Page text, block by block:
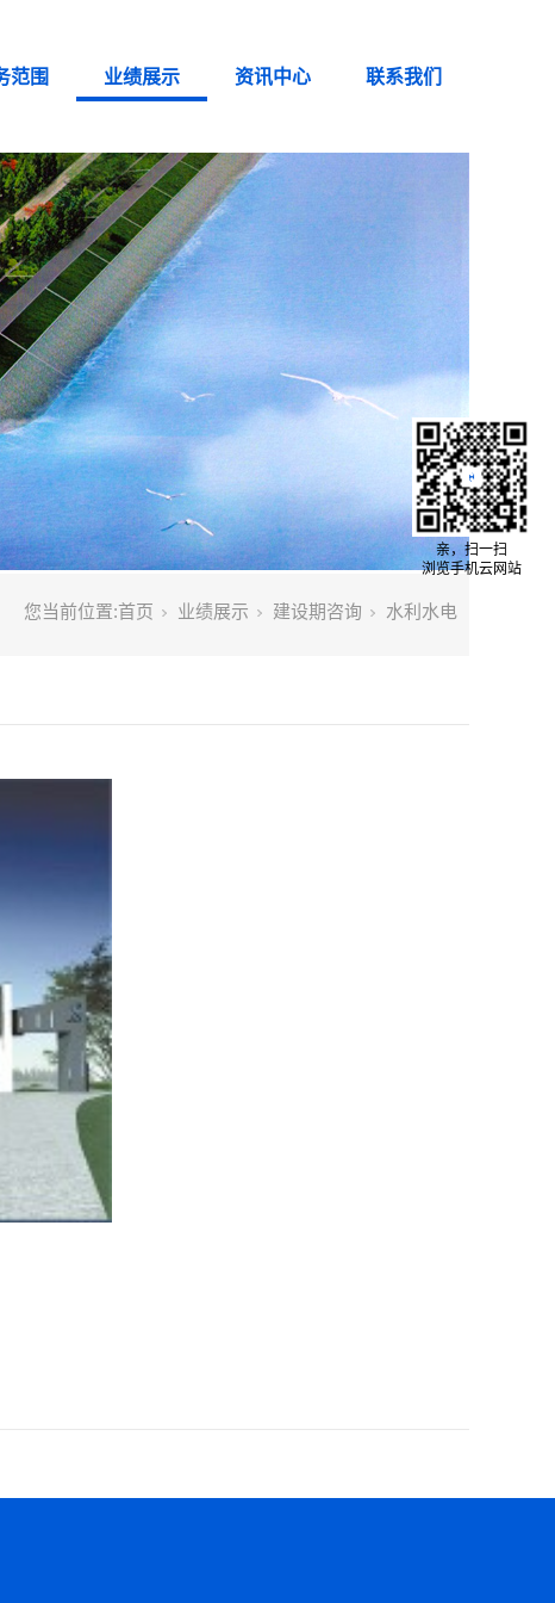
范围 业绩展示 资讯中心 联系我们
您当前位置:首页 业绩展示 建设期咨询 水利水电
亲，扫一扫
浏览手机云网站